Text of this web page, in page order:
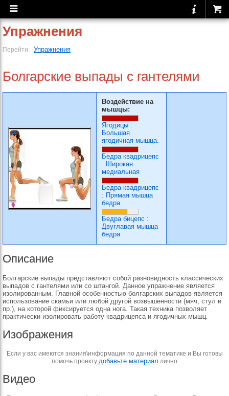
Упражнения
Перейти: Упражнения
Болгарские выпады с гантелями
Воздействие на
мышцы:
Ягодицы :
Большая
ягодичная мышца.
Бедра квадрицепс
: Широкая
медиальная
Бедра квадрицепс
: Прямая мышца
бедра
Бедра бицепс :
Двуглавая мышца
бедра
Описание
Болгарские выпады представляют собой разновидность классических
выпадов с гантелями или со штангой. Данное упражнение является
изолированным. Главной особенностью болгарских выпадов является
использование скамьи или любой другой возвышенности (мяч, стул и
пр.), на которой фиксируется одна нога. Такая техника позволяет
практически изолировать работу квадрицепса и ягодичных мышц.
Изображения
Если у вас имеются знания\информация по данной тематике и Вы готовы
помочь проекту добавьте материал лично
Видео